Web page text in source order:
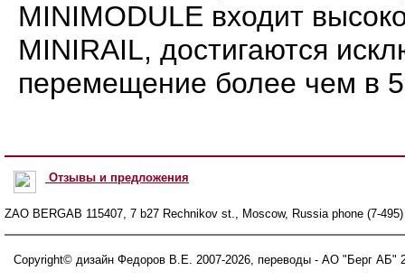
MINIMODULE входит
MINIRAIL, достигаются
перемещение более чем в
Отзывы и предложения
ZAO BERGAB 115407, 7 b27 Rechnikov st., Moscow, Russia phone (7-
Copyright© дизайн Федоров В.Е. 2007-2026, переводы - АО "Берг АБ"